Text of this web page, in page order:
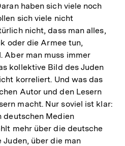
haben sich viele noch
sich viele nicht
nicht, dass man alles,
oder die Armee tun,
Aber man muss immer
kollektive Bild des Juden
korreliert. Und was das
Autor und den Lesern
macht. Nur soviel ist klar:
deutschen Medien
mehr über die deutsche
Juden, über die man